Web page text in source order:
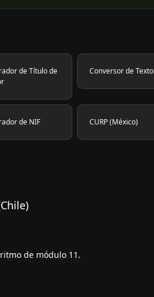
de Título de
Conversor de Texto
de NIF CURP (México)
de módulo 11.